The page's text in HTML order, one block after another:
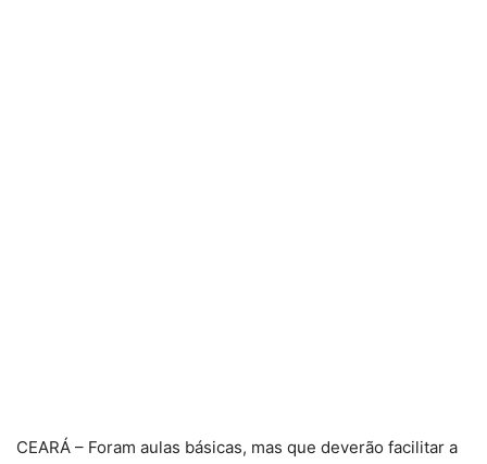
CEARÁ – Foram aulas básicas, mas que deverão facilitar a